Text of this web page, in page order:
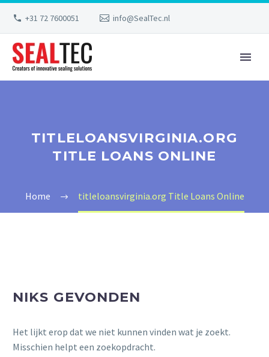
+31 72 7600051 info@SealTec.nl
TITLELOANSVIRGINIA.ORG
TITLE LOANS ONLINE
Home titleloansvirginia.org Title Loans Online
NIKS GEVONDEN
Het lijkt erop dat we niet kunnen vinden wat je zoekt.
Misschien helpt een zoekopdracht.